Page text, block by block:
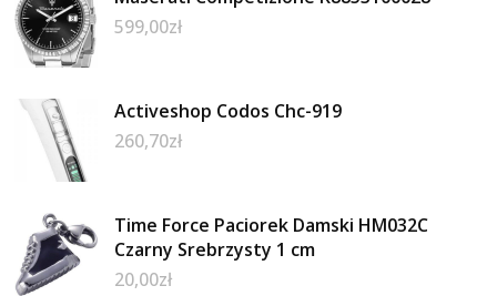
599,00zł
Activeshop Codos Chc-919
260,70zł
Time Force Paciorek Damski HM032C
Czarny Srebrzysty 1 cm
20,00zł